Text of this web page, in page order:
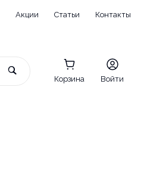
Акции Статьи Контакты
Корзина Войти